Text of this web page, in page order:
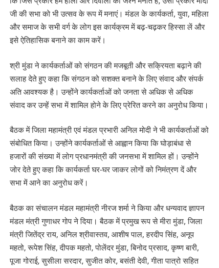
जी की सभा को भी उत्सव के रूप में मनाएं। मंडल के कार्यकर्ता, युवा, महिला
और समाज के सभी वर्ग के लोग इस कार्यक्रम में बढ़-चढ़कर हिस्सा लें और
इसे ऐतिहासिक बनाने का काम करें।
श्री मुंडा ने कार्यकर्ताओं को संगठन की मजबूती और सक्रियता बढ़ाने की
सलाह देते हुए कहा कि संगठन को सशक्त बनाने के लिए संवाद और संपर्क
अति आवश्यक है। उन्होंने कार्यकर्ताओं को जनता से अधिक से अधिक
संवाद कर उन्हें सभा में शामिल होने के लिए प्रेरित करने का अनुरोध किया।
बैठक में जिला महामंत्री एवं मंडल प्रभारी अनिल मोदी ने भी कार्यकर्ताओं को
संबोधित किया। उन्होंने कार्यकर्ताओं से आह्वान किया कि घोड़ाबंधा से
हजारों की संख्या में लोग प्रधानमंत्री की जनसभा में शामिल हों। उन्होंने
जोर देते हुए कहा कि कार्यकर्ता घर-घर जाकर लोगों को निमंत्रण दें और
सभा में आने का अनुरोध करें।
बैठक का संचालन मंडल महामंत्री नीरज शर्मा ने किया और धन्यवाद ज्ञापन
मंडल मंत्री गुणाधर गोप ने दिया। बैठक में प्रमुख रूप से मीरा मुंडा, जिला
मंत्री जितेंद्र राय, अनिल श्रीवास्तव, आशीष पाल, हरदीप सिंह, अनूप
महतो, रूपेश सिंह, दीपक महतो, पोलेंदर मुंडा, बिनोद प्रसाद, कृष्ण बारी,
पूजा गोराई, सुसीला सरदार, सुजीत कोर, बसंती देवी, गीता पात्रो सहित